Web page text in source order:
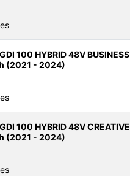
100 HYBRID 48V BUSINESS
(2021 - 2024)
100 HYBRID 48V CREATIVE
(2021 - 2024)